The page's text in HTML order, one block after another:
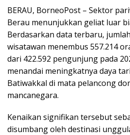
BERAU, BorneoPost – Sektor
Berau menunjukkan geliat luar
Berdasarkan data terbaru,
wisatawan menembus 557.214
dari 422.592 pengunjung pada
menandai meningkatnya daya
Batiwakkal di mata pelancong
mancanegara.
Kenaikan signifikan tersebut
disumbang oleh destinasi